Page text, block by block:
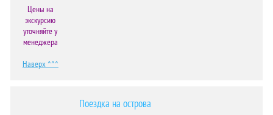
Цены на
экскурсию
уточняйте у
менеджера
Наверх ^^^
Поездка на острова